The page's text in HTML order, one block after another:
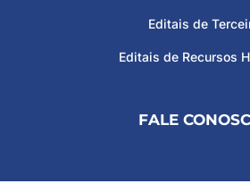
Editais de
Editais de Recursos
FALE